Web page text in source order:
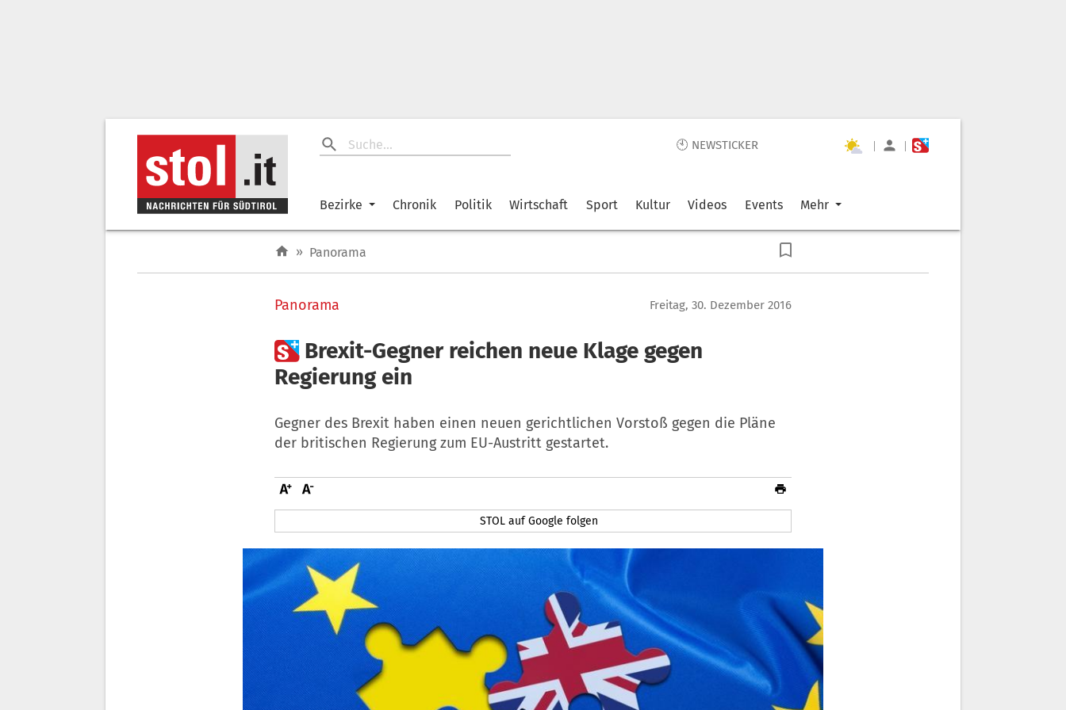
🕙 NEWSTICKER | |
Bezirke Chronik Politik Wirtschaft Sport Kultur Videos Events Mehr
» Panorama
Panorama Freitag, 30. Dezember 2016
 Brexit-Gegner reichen neue Klage gegen
Regierung ein
Gegner des Brexit haben einen neuen gerichtlichen Vorstoß gegen die Pläne
der britischen Regierung zum EU-Austritt gestartet.
STOL auf Google folgen